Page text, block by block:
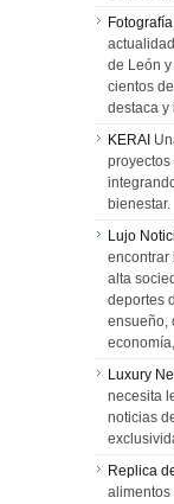
de León
cientos
destaca y
KERAI
bienestar.
Lujo
encontrar
alta
deportes
ensueño,
Luxury
necesita
noticias
Replica
alimentos